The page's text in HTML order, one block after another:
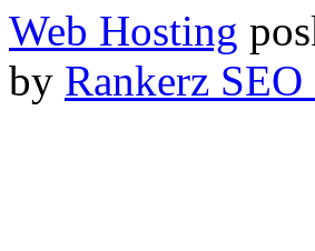
Web Hosting
by Rankerz